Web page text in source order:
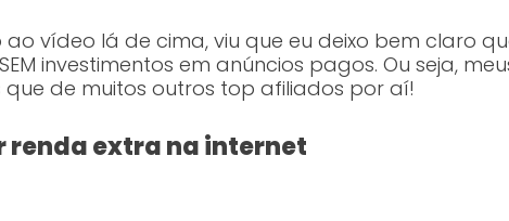
vídeo lá de cima, viu que eu deixo bem claro
investimentos em anúncios pagos. Ou seja,
de muitos outros top afiliados por aí!
renda extra na internet